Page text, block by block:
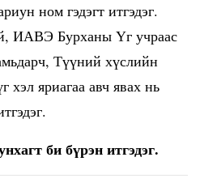
ном гэдэгт итгэдэг.
ИАВЭ Бурханы Үг учраас
Түүний хүслийн
хэл яриагаа авч явах нь
би бүрэн итгэдэг.